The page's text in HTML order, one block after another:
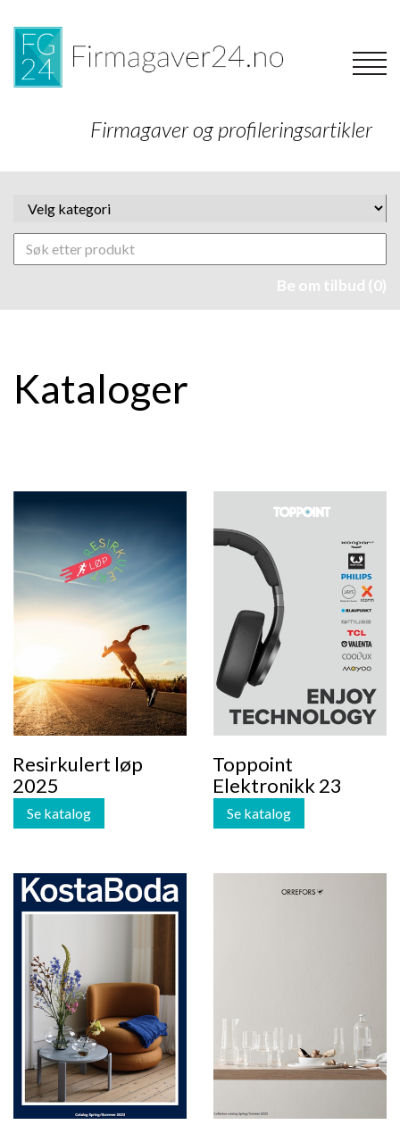
Firmagaver og profileringsartikler
Be om tilbud (0)
Kataloger
Resirkulert løp
2025
Se katalog
Toppoint
Elektronikk 23
Se katalog